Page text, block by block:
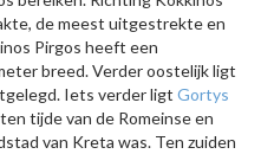
de meest uitgestrekte en
Pirgos heeft een
breed. Verder oostelijk ligt
Iets verder ligt Gortys
tijde van de Romeinse en
van Kreta was. Ten zuiden